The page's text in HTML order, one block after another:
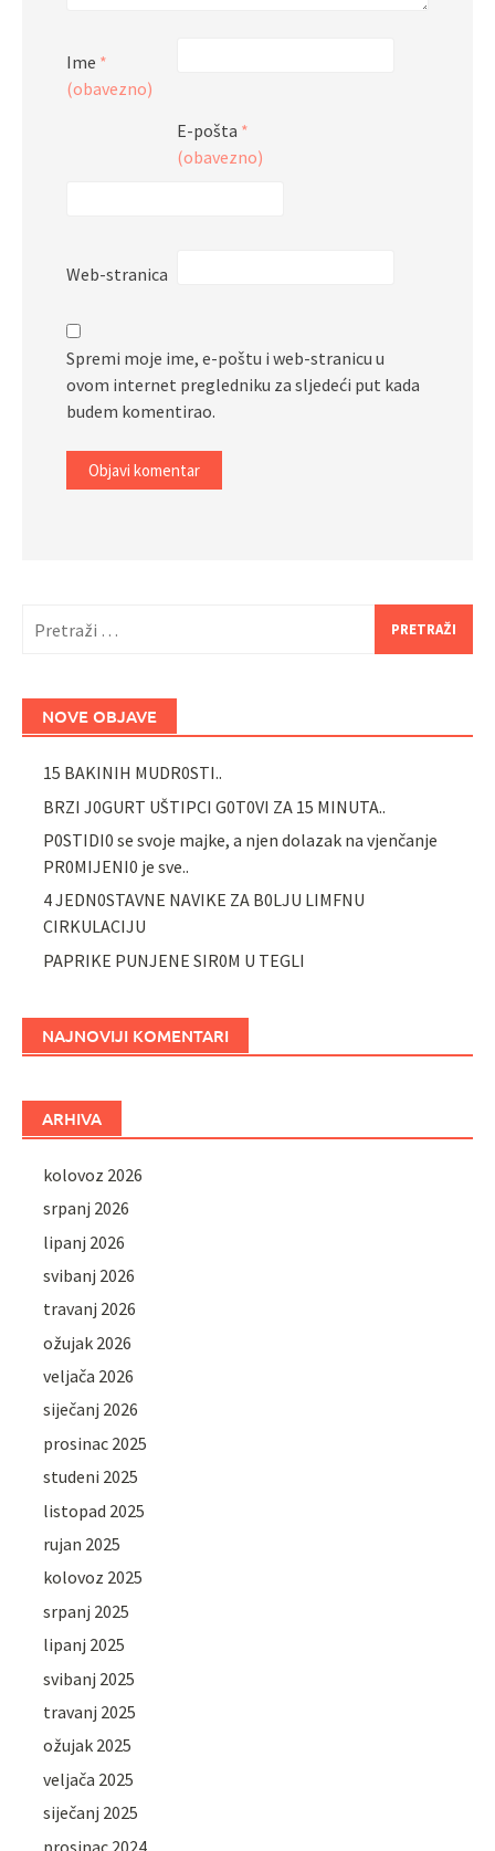
Ime *
(obavezno)
E-pošta *
(obavezno)
Web-stranica
Spremi moje ime, e-poštu i web-stranicu u
ovom internet pregledniku za sljedeći put kada
budem komentirao.
NOVE OBJAVE
15 BAKINIH MUDR0STI..
BRZI J0GURT UŠTIPCI G0T0VI ZA 15 MINUTA..
P0STIDI0 se svoje majke, a njen dolazak na vjenčanje
PR0MIJENI0 je sve..
4 JEDN0STAVNE NAVIKE ZA B0LJU LIMFNU
CIRKULACIJU
PAPRIKE PUNJENE SIR0M U TEGLI
NAJNOVIJI KOMENTARI
ARHIVA
kolovoz 2026
srpanj 2026
lipanj 2026
svibanj 2026
travanj 2026
ožujak 2026
veljača 2026
siječanj 2026
prosinac 2025
studeni 2025
listopad 2025
rujan 2025
kolovoz 2025
srpanj 2025
lipanj 2025
svibanj 2025
travanj 2025
ožujak 2025
veljača 2025
siječanj 2025
prosinac 2024